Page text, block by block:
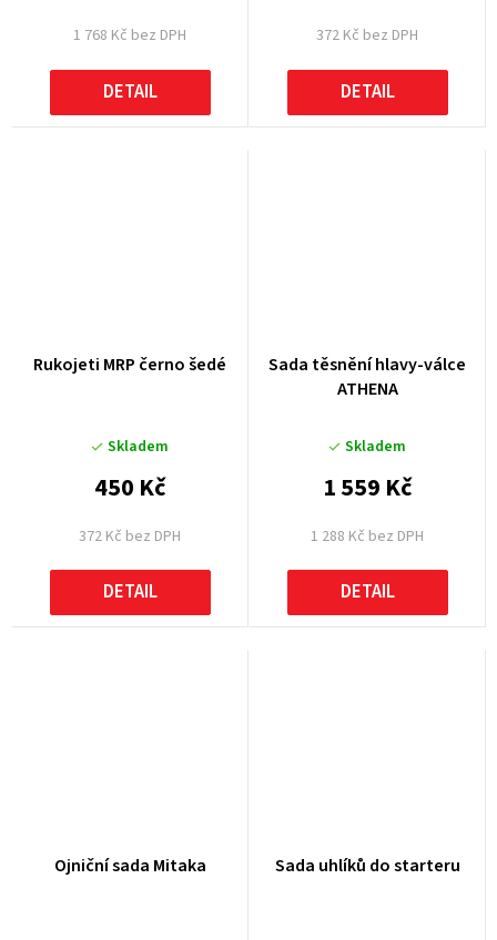
1 768 Kč bez DPH
DETAIL
372 Kč bez DPH
DETAIL
Rukojeti MRP černo šedé
Skladem
372 Kč bez DPH
450 Kč
DETAIL
Sada těsnění hlavy-válce
ATHENA
Skladem
1 288 Kč bez DPH
1 559 Kč
DETAIL
Ojniční sada Mitaka Sada uhlíků do starteru